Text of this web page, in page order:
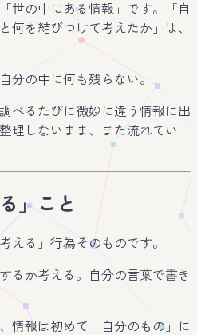
世の中にある情報」です。「自
何を結びつけて考えたか」は、
分の中に何も残らない。
べるたびに微妙に違う情報に出
理しないまま、また流れてい
」こと
える」行為そのものです。
るか考える。自分の言葉で書き
情報は初めて「自分のもの」に